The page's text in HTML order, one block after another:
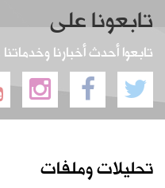
تابعونا على
تابعوا أحدث أخبارنا
تحليلات وملفات